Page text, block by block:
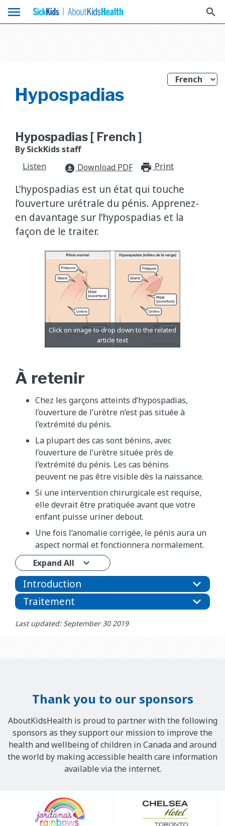
menu search
Hypospadias
Hypospadias [ French ]
By SickKids staff
Listen
download_for_offline Download PDF Print
L’hypospadias est un état qui touche
l’ouverture urétrale du pénis. Apprenez-
en davantage sur l’hypospadias et la
façon de le traiter.
À retenir
Chez les garçons atteints d’hypospadias,
l’ouverture de l’urètre n’est pas située à
l’extrémité du pénis.
La plupart des cas sont bénins, avec
l’ouverture de l’urètre située près de
l’extrémité du pénis. Les cas bénins
peuvent ne pas être visible dès la naissance.
Si une intervention chirurgicale est requise,
elle devrait être pratiquée avant que votre
enfant puisse uriner debout.
Une fois l’anomalie corrigée, le pénis aura un
aspect normal et fonctionnera normalement.
Expand All
Introduction
Traitement
Last updated: September 30 2019
Thank you to our sponsors
AboutKidsHealth is proud to partner with the following
sponsors as they support our mission to improve the
health and wellbeing of children in Canada and around
the world by making accessible health care information
available via the internet.
Sponsors